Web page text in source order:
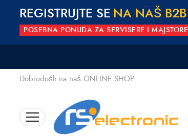
REGISTRUJTE SE NA NAŠ B2B
POSEBNA PONUDA ZA SERVISERE I MAJSTORE
Dobrodošli na naš ONLINE SHOP